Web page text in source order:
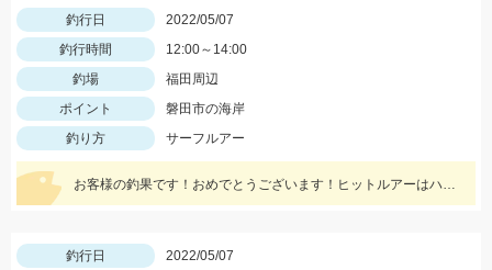
釣行日
2022/05/07
釣行時間
12:00～14:00
釣場
福田周辺
ポイント
磐田市の海岸
釣り方
サーフルアー
お客様の釣果です！おめでとうございます！ヒットルアーはハヤブサのジャックアイマキマキ30gのアカキンにて。
釣行日
2022/05/07